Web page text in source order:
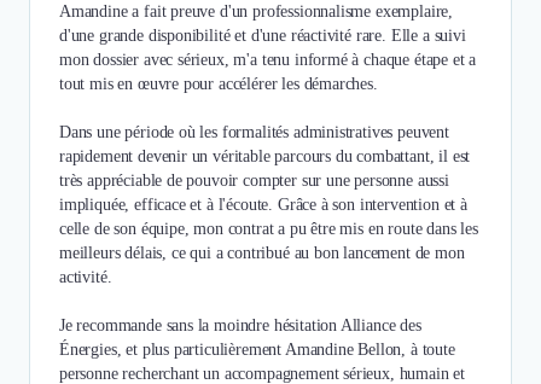
Amandine a fait preuve d'un professionnalisme exemplaire,
d'une grande disponibilité et d'une réactivité rare. Elle a suivi
mon dossier avec sérieux, m'a tenu informé à chaque étape et a
tout mis en œuvre pour accélérer les démarches.
Dans une période où les formalités administratives peuvent
rapidement devenir un véritable parcours du combattant, il est
très appréciable de pouvoir compter sur une personne aussi
impliquée, efficace et à l'écoute. Grâce à son intervention et à
celle de son équipe, mon contrat a pu être mis en route dans les
meilleurs délais, ce qui a contribué au bon lancement de mon
activité.
Je recommande sans la moindre hésitation Alliance des
Énergies, et plus particulièrement Amandine Bellon, à toute
personne recherchant un accompagnement sérieux, humain et